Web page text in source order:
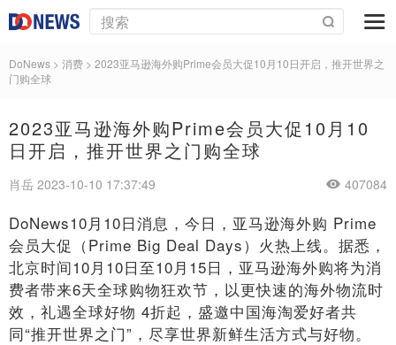
DoNews > 消费 > 2023亚马逊海外购Prime会员大促10月10日开启，推开世界之
门购全球
2023亚马逊海外购Prime会员大促10月10
日开启，推开世界之门购全球
肖岳 2023-10-10 17:37:49 407084
DoNews10月10日消息，今日，亚马逊海外购 Prime
会员大促（Prime Big Deal Days）火热上线。据悉，
北京时间10月10日至10月15日，亚马逊海外购将为消
费者带来6天全球购物狂欢节，以更快速的海外物流时
效，礼遇全球好物 4折起，盛邀中国海淘爱好者共
同“推开世界之门”，尽享世界新鲜生活方式与好物。